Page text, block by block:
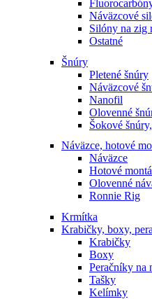
Náväzcové
Silóny na zig
Ostatné
Šnúry
Pletené šnúry
Náväzcové
Nanofil
Olovenné
Šokové
Náväzce, hotové
Náväzce
Hotové
Olovenné
Ronnie Rig
Krmítka
Krabičky, boxy,
Krabičky
Boxy
Peračníky na
Tašky
Kelímky